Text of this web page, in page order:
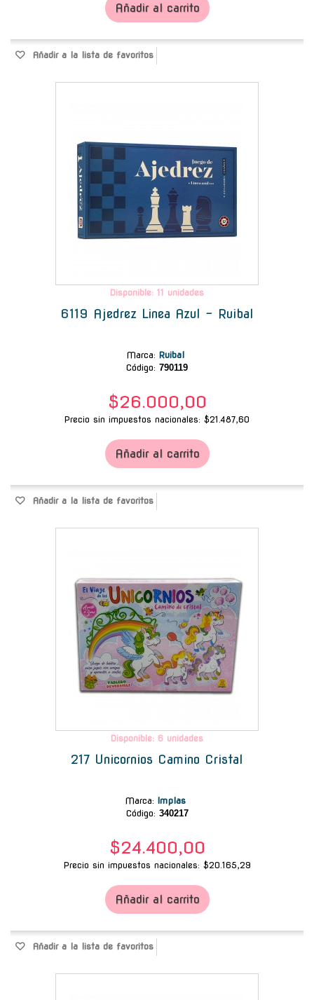
Añadir al carrito
Añadir a la lista de favoritos
Disponible: 11 unidades
6119 Ajedrez Linea Azul - Ruibal
Marca: Ruibal
Código: 790119
$26.000,00
Precio sin impuestos nacionales: $21.487,60
Añadir al carrito
Añadir a la lista de favoritos
Disponible: 6 unidades
217 Unicornios Camino Cristal
Marca: Implas
Código: 340217
$24.400,00
Precio sin impuestos nacionales: $20.165,29
Añadir al carrito
Añadir a la lista de favoritos